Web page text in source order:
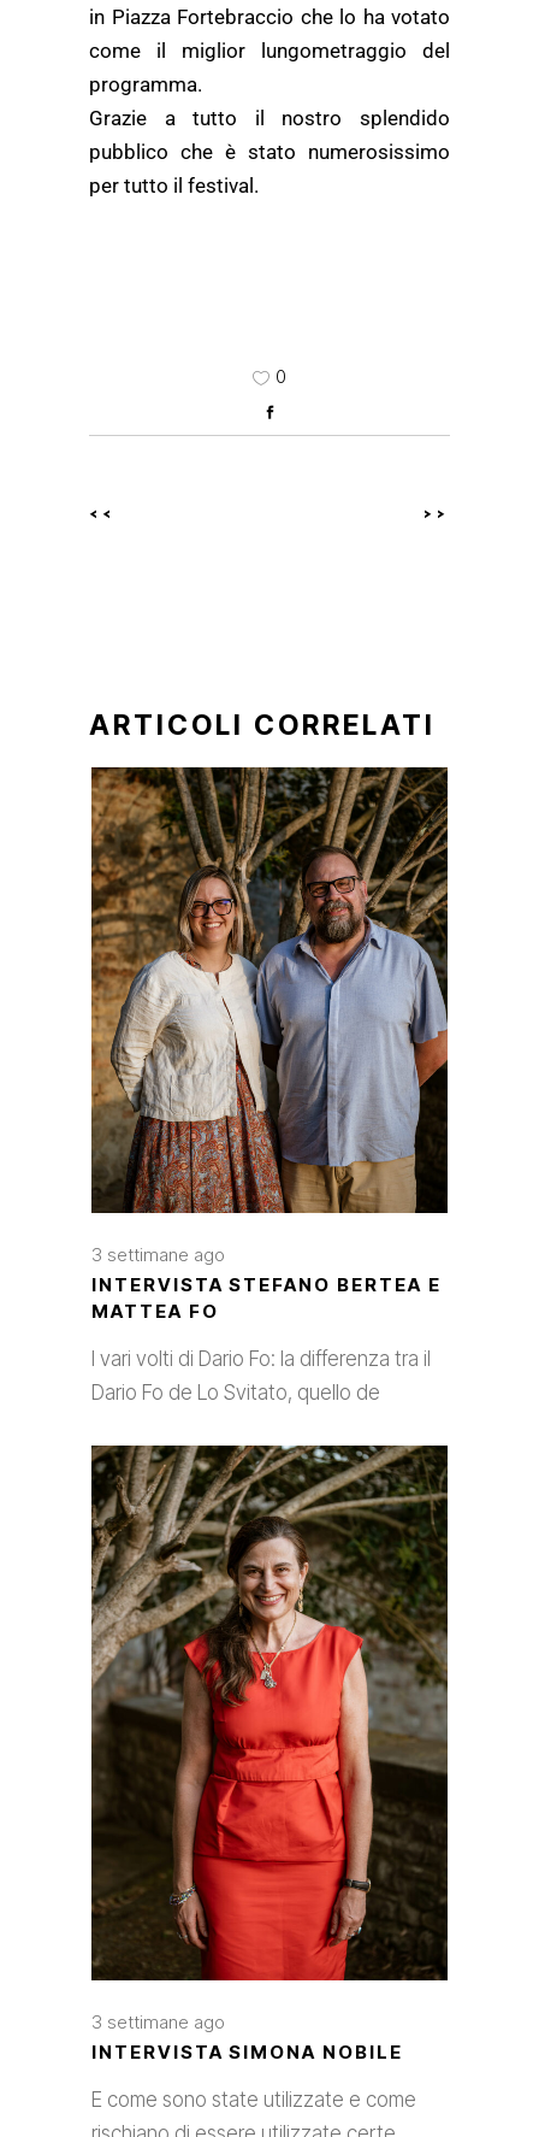
in Piazza Fortebraccio che lo ha votato
come il miglior lungometraggio del
programma.
Grazie a tutto il nostro splendido
pubblico che è stato numerosissimo
per tutto il festival.
0
<< >>
ARTICOLI CORRELATI
3 settimane ago
INTERVISTA STEFANO BERTEA E
MATTEA FO
I vari volti di Dario Fo: la differenza tra il
Dario Fo de Lo Svitato, quello de
3 settimane ago
INTERVISTA SIMONA NOBILE
E come sono state utilizzate e come